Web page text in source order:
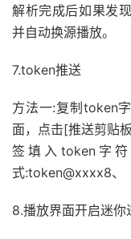
解析完成后如果发
并自动换源播放。
7.token推送
方法一:复制token
面，点击[推送剪贴
签填入token字
式:token@xxxx8、
8.播放界面开启迷你